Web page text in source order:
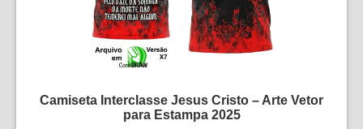
Camiseta Interclasse Jesus Cristo – Arte Vetor
para Estampa 2025